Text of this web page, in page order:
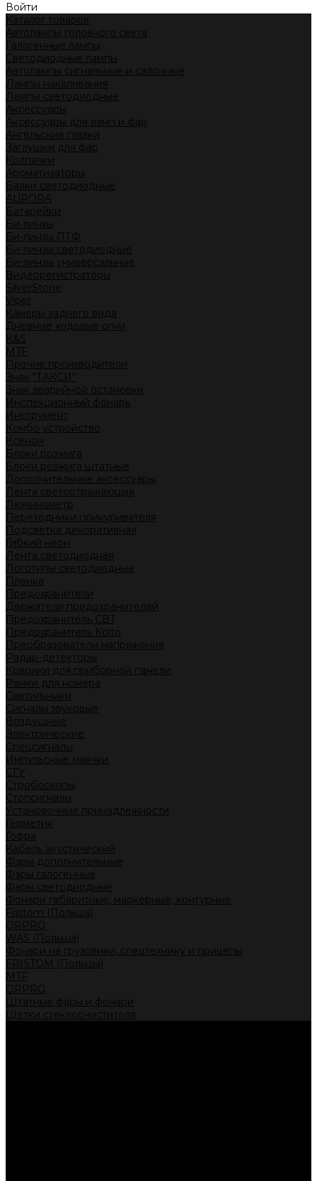
Войти
Каталог товаров
Автолампы головного света
Галогенные лампы
Светодиодные лампы
Автолампы сигнальные и салонные
Лампы накаливания
Лампы светодиодные
Аксессуары
Аксессуары для ламп и фар
Ангельские глазки
Заглушки для фар
Колпачки
Ароматизаторы
Балки светодиодные
AURORA
Батарейки
Би-линзы
Би-линзы ПТФ
Би-линзы светодиодные
Би-линзы универсальные
Видеорегистраторы
SilverStone
Viper
Камеры заднего вида
Дневные ходовые огни
K&S
MTF
Прочие производители
Знак "ТАКСИ"
Знак аварийной остановки
Инспекционный фонарь
Инструмент
Комбо устройство
Ксенон
Блоки розжига
Блоки розжига штатные
Дополнительные аксессуары
Лента светоотражающая
Люминометр
Переходники прикуривателя
Подсветка декоративная
Гибкий неон
Лента светодиодная
Логотипы светодиодные
Пленка
Предохранители
Держатели предохранителей
Предохранитель CBT
Предохранитель Koito
Преобразователи напряжения
Радар-детекторы
Коврики для приборной панели
Рамки для номера
Светильники
Сигналы звуковые
Воздушные
Электрические
Спецсигналы
Импульсные маячки
СГУ
Стробоскопы
Стопсигналы
Установочные принадлежности
Герметик
Гофра
Кабель акустический
Фары дополнительные
Фары галогенные
Фары светодиодные
Фонари габаритные, маркерные, контурные
Fristom (Польша)
ORPRO
WAS (Польша)
Фонари на грузовики, спецтехнику и прицепы
FRISTOM (Польша)
MTF
ORPRO
Штатные фары и фонари
Щетки стеклоочистителя